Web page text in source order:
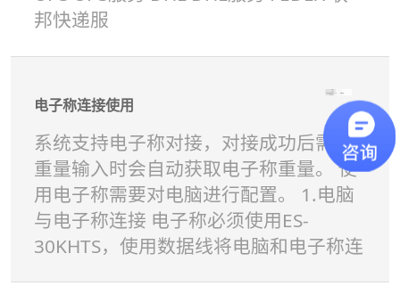
邦快递服
电子称连接使用
系统支持电子称对接，对接成功后需要
重量输入时会自动获取电子称重量。 使
用电子称需要对电脑进行配置。 1.电脑
与电子称连接 电子称必须使用ES-
30KHTS，使用数据线将电脑和电子称连